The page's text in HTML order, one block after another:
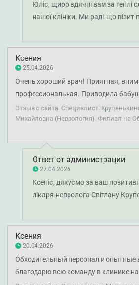
Юліє, щиро вдячні вам за теплі
нашої клініки. Ми раді, що
приємно та результативно, а
Світлана Крупенькіна змогла
відповісти на всі ваші
міцного здоров'я!
Ксения
25.04.2026
Очень хороший врач! Приятная,
профессиональная. Приводила
консультацию. Врач очень тщательно
все подробно объяснила, ответила на
назначила лечение. Остались
искренне рекомендуем.
Отзыв с сайта. Специалист:
Михайловна (Неврология). Филиал на
Ответ от администрации
27.04.2026
Ксеніє, дякуємо за ваш
лікаря-невролога Світлану
Ксения
20.04.2026
Обходительный персонал и опытные
благодарю всю команду в клинике